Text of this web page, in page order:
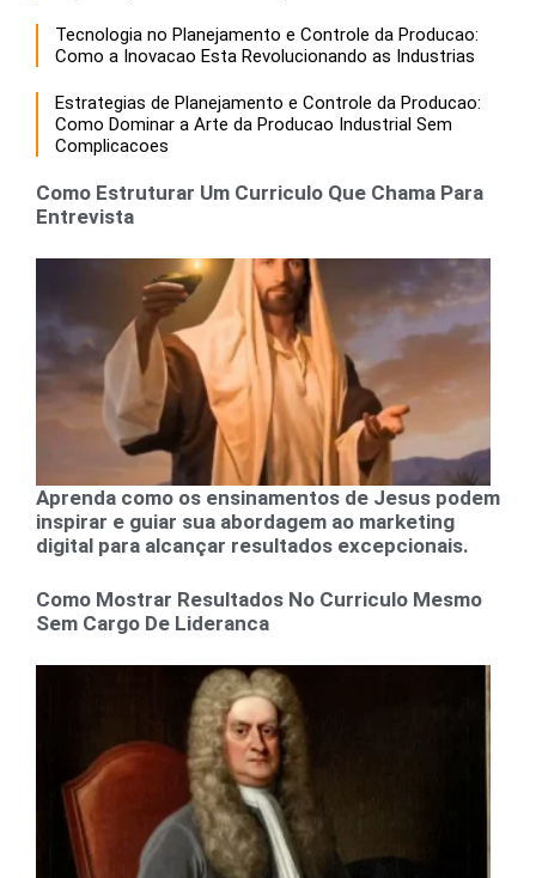
Tecnologia no Planejamento e Controle da Producao:
Como a Inovacao Esta Revolucionando as Industrias
Estrategias de Planejamento e Controle da Producao:
Como Dominar a Arte da Producao Industrial Sem
Complicacoes
Como Estruturar Um Curriculo Que Chama Para
Entrevista
Aprenda como os ensinamentos de Jesus podem
inspirar e guiar sua abordagem ao marketing
digital para alcançar resultados excepcionais.
Como Mostrar Resultados No Curriculo Mesmo
Sem Cargo De Lideranca